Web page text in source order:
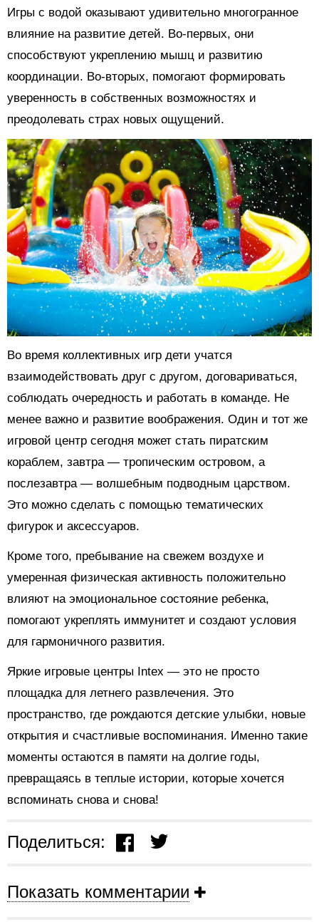
Игры с водой оказывают удивительно многогранное
влияние на развитие детей. Во-первых, они
способствуют укреплению мышц и развитию
координации. Во-вторых, помогают формировать
уверенность в собственных возможностях и
преодолевать страх новых ощущений.
Во время коллективных игр дети учатся
взаимодействовать друг с другом, договариваться,
соблюдать очередность и работать в команде. Не
менее важно и развитие воображения. Один и тот же
игровой центр сегодня может стать пиратским
кораблем, завтра — тропическим островом, а
послезавтра — волшебным подводным царством.
Это можно сделать с помощью тематических
фигурок и аксессуаров.
Кроме того, пребывание на свежем воздухе и
умеренная физическая активность положительно
влияют на эмоциональное состояние ребенка,
помогают укреплять иммунитет и создают условия
для гармоничного развития.
Яркие игровые центры Intex — это не просто
площадка для летнего развлечения. Это
пространство, где рождаются детские улыбки, новые
открытия и счастливые воспоминания. Именно такие
моменты остаются в памяти на долгие годы,
превращаясь в теплые истории, которые хочется
вспоминать снова и снова!
Поделиться:
Показать комментарии